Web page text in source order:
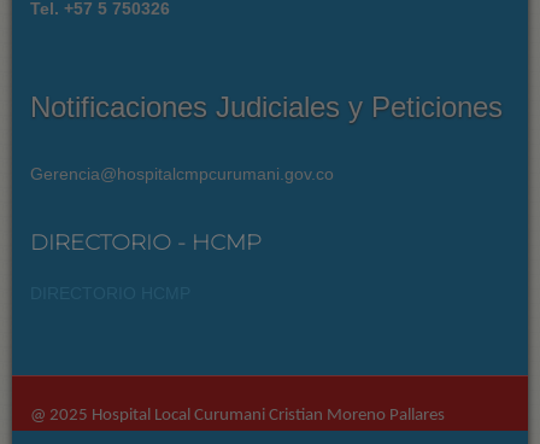
Tel. +57 5 750326
Notificaciones Judiciales y Peticiones
Gerencia@hospitalcmpcurumani.gov.co
DIRECTORIO - HCMP
@ 2025 Hospital Local Curumani Cristian Moreno Pallares